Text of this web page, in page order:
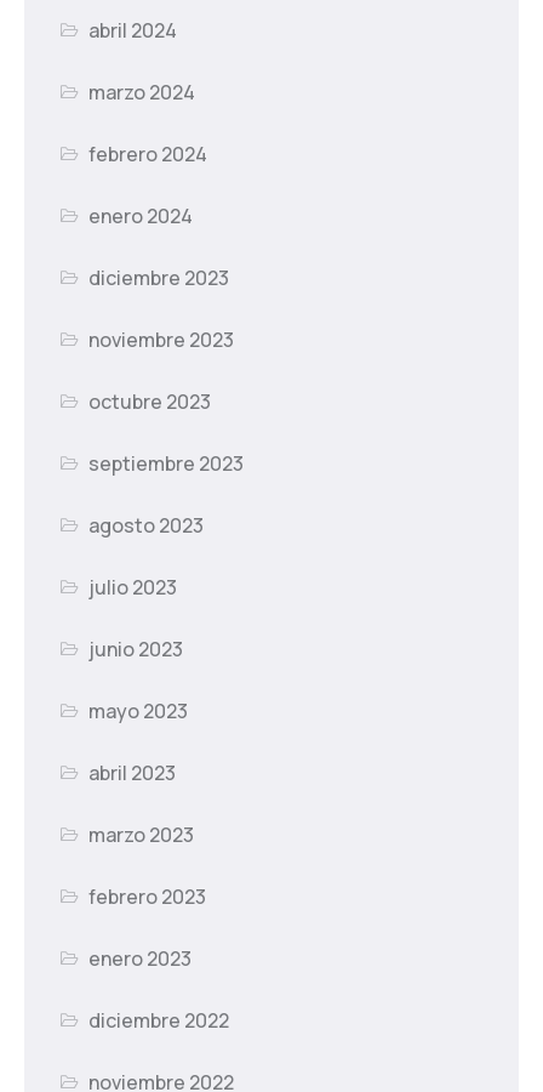
abril 2024
marzo 2024
febrero 2024
enero 2024
diciembre 2023
noviembre 2023
octubre 2023
septiembre 2023
agosto 2023
julio 2023
junio 2023
mayo 2023
abril 2023
marzo 2023
febrero 2023
enero 2023
diciembre 2022
noviembre 2022